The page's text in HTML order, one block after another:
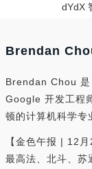
dYdX
Brendan
Brendan Chou 是
Google 开发工程
顿的计算机科学专
【金色午报 | 12
最高法、北斗、